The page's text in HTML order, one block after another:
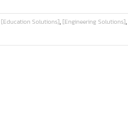
[Education Solutions],[Engineering Solutions],